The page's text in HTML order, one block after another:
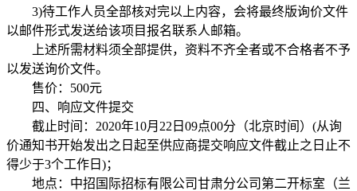
3)待工作人员全部核对完以上内容，会将最终版询价文件
以邮件形式发送给该项目报名联系人邮箱。
上述所需材料须全部提供，资料不齐全者或不合格者不予
以发送询价文件。
售价： 500元
四、响应文件提交
截止时间： 2020年10月 22 日 09点00分（北京时间） (从询
价通知书开始发出之日起至供应商提交响应文件截止之日止不
得少于3个工作日 )；
地点：中招国际招标有限公司甘肃分公司第二开标室（兰